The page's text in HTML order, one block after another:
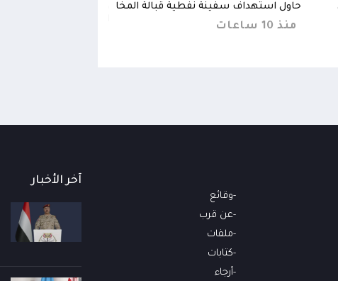
حاول استهداف سفينة نفطية قبالة المخا
منذ 10 ساعات
وقائع
عن قرب
ملفات
كتابات
أرجاء
آخر الأخبار